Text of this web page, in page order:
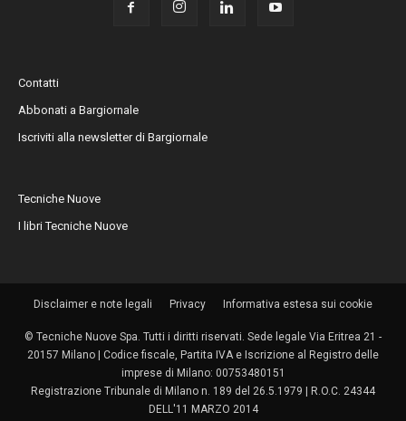
Contatti
Abbonati a Bargiornale
Iscriviti alla newsletter di Bargiornale
Tecniche Nuove
I libri Tecniche Nuove
Disclaimer e note legali Privacy Informativa estesa sui cookie
© Tecniche Nuove Spa. Tutti i diritti riservati. Sede legale Via Eritrea 21 -
20157 Milano | Codice fiscale, Partita IVA e Iscrizione al Registro delle
imprese di Milano: 00753480151
Registrazione Tribunale di Milano n. 189 del 26.5.1979 | R.O.C. 24344
DELL'11 MARZO 2014